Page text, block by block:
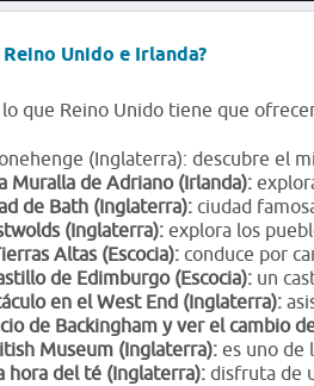
Reino Unido e Irlanda?
que Reino Unido tiene que
(Inglaterra): descubre el
Muralla de Adriano (Irlanda):
de Bath (Inglaterra): ciudad
(Inglaterra): explora los
Altas (Escocia): conduce por
de Edimburgo (Escocia): un
en el West End (Inglaterra):
de Backingham y ver el cambio
Museum (Inglaterra): es uno de
hora del té (Inglaterra): disfruta de